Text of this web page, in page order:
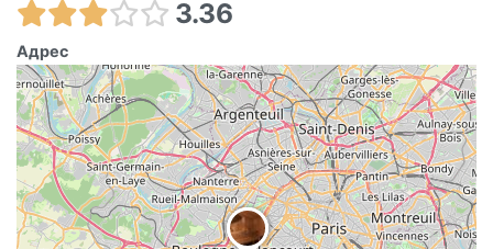
3.36
Адрес